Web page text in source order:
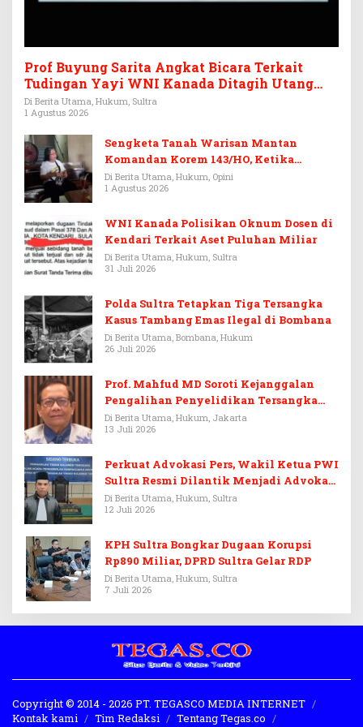
Prof Buyung Sarita Angkat Bicara Terkait
Tudingan Yayi WNI Kanada Ditagih Utang
Rp3,6 Miliar
Di Berita Utama, Hukum, Sultra
1 Agustus 2026
Sengketa Tanah Warisan Mantan
Komandan Korem 143/HO, Ketika
Warisan Menjadi Arena Pemerasan
Di Berita Utama, Hukum, Opini
1 Agustus 2026
WNI Kanada Polisikan Oknum Dosen di
Kendari Terkait Aset Puluhan Miliar
Di Berita Utama, Hukum, Sultra
31 Juli 2026
Polda Sultra Tetapkan Tiga Tersangka
Kasus Tambang Emas Ilegal di Bombana
Di Berita Utama, Bombana, Hukum
26 Juli 2026
Prof. Mahfud MD Soroti Kejanggalan
Pengalihan Penyelidikan Tersangka
Febrie Adriansyah
Di Berita Utama, Hukum, Jakarta
13 Juli 2026
Perkuat Advokasi Pers, Wakil Ketua PWI
Sultra Resmi Dilantik Menjadi Advokat
PERADI
Di Berita Utama, Hukum, Sultra
12 Juli 2026
KPH Sultra Bongkar Dugaan Korupsi
Rp890 Miliar, DPRD Sultra Gelar RDP
Di Berita Utama, Hukum, Sultra
7 Juli 2026
Copyright © 2014 - 2026 PT. TEGASCO MEDIA INTERNET
Kontak kami
Tim Redaksi
Tentang Tegas.co